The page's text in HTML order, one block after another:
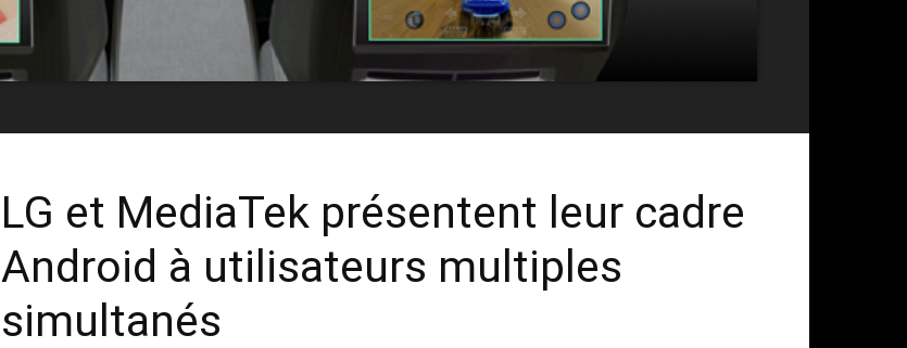
LG et MediaTek présentent leur cadre
Android à utilisateurs multiples
simultanés